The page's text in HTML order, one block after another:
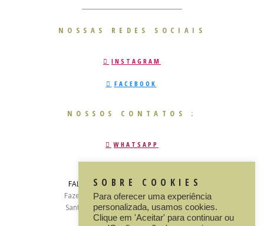
NOSSAS REDES SOCIAIS
INSTAGRAM
FACEBOOK
NOSSOS CONTATOS :
WHATSAPP
FALE CONOSCO: +55 (79) 3012- 5575
Fazenda Mãe terra, s/n, povoado sáude -
Santana de São Francisco - Sergipe, CEP:
49985000
SOBRE COOKIES
Para oferecer uma experiência
personalizada, usamos cookies.
Clique em 'Aceitar' para continuar ou